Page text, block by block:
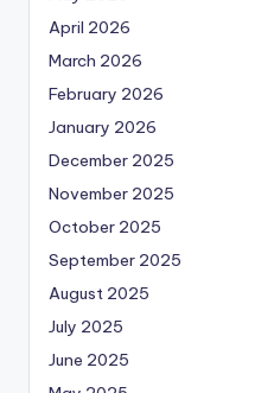
April 2026
March 2026
February 2026
January 2026
December 2025
November 2025
October 2025
September 2025
August 2025
July 2025
June 2025